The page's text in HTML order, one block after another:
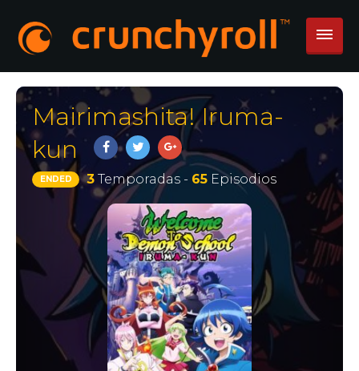
Mairimashita! Iruma-
kun
ENDED 3Temporadas - 65Episodios